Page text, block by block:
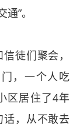
”。
徒们聚会，
，一个人吃
区居住了4年
，从不敢去